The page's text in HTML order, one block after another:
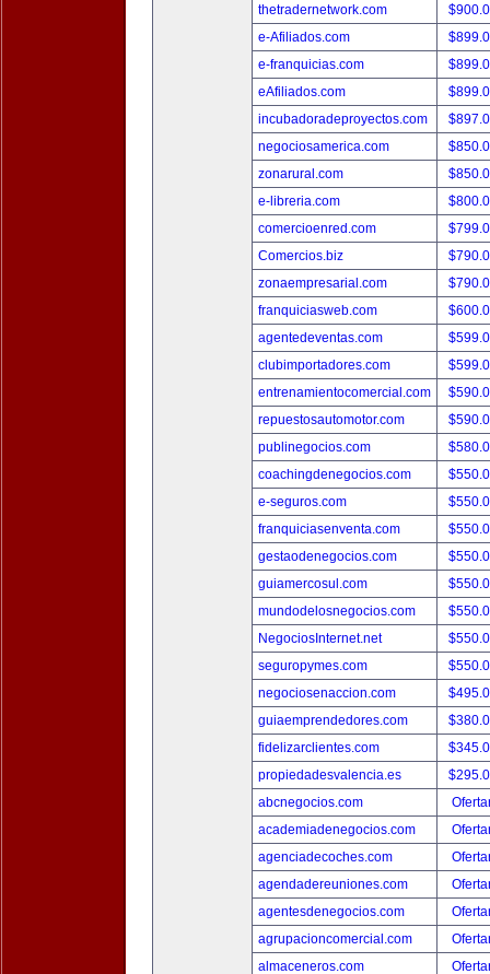
thetradernetwork.com
e-Afiliados.com
e-franquicias.com
eAfiliados.com
incubadoradeproyectos.com
negociosamerica.com
zonarural.com
e-libreria.com
comercioenred.com
Comercios.biz
zonaempresarial.com
franquiciasweb.com
agentedeventas.com
clubimportadores.com
entrenamientocomercial.com
repuestosautomotor.com
publinegocios.com
coachingdenegocios.com
e-seguros.com
franquiciasenventa.com
gestaodenegocios.com
guiamercosul.com
mundodelosnegocios.com
NegociosInternet.net
seguropymes.com
negociosenaccion.com
guiaemprendedores.com
fidelizarclientes.com
propiedadesvalencia.es
abcnegocios.com
academiadenegocios.com
agenciadecoches.com
agendadereuniones.com
agentesdenegocios.com
agrupacioncomercial.com
almaceneros.com